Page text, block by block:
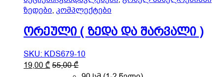
ზედები, კომპლექტები
ორეული ( ზედა და შარვალი )
SKU: KDS679-10
19,00₾55,00₾This